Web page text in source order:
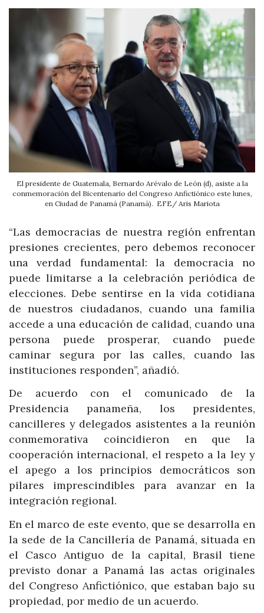
El presidente de Guatemala, Bernardo Arévalo de León (d), asiste a la
conmemoración del Bicentenario del Congreso Anfictiónico este lunes,
en Ciudad de Panamá (Panamá). EFE/ Aris Mariota
“Las democracias de nuestra región enfrentan
presiones crecientes, pero debemos reconocer
una verdad fundamental: la democracia no
puede limitarse a la celebración periódica de
elecciones. Debe sentirse en la vida cotidiana
de nuestros ciudadanos, cuando una familia
accede a una educación de calidad, cuando una
persona puede prosperar, cuando puede
caminar segura por las calles, cuando las
instituciones responden”, añadió.
De acuerdo con el comunicado de la
Presidencia panameña, los presidentes,
cancilleres y delegados asistentes a la reunión
conmemorativa coincidieron en que la
cooperación internacional, el respeto a la ley y
el apego a los principios democráticos son
pilares imprescindibles para avanzar en la
integración regional.
En el marco de este evento, que se desarrolla en
la sede de la Cancillería de Panamá, situada en
el Casco Antiguo de la capital, Brasil tiene
previsto donar a Panamá las actas originales
del Congreso Anfictiónico, que estaban bajo su
propiedad, por medio de un acuerdo.